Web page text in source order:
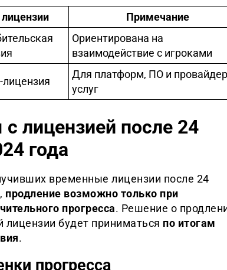
Примечание
Ориентирована на
взаимодействие с игроками
лицензия
Для платформ, ПО и
услуг
лицензией после 24
года
временные лицензии после 24
продление возможно только при
прогресса. Решение о
лицензии будет приниматься по итогам
.
прогресса